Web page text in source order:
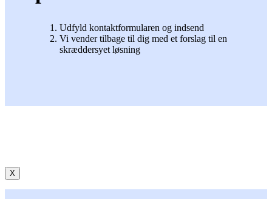
Udfyld kontaktformularen og indsend
Vi vender tilbage til dig med et forslag til en
skræddersyet løsning
X